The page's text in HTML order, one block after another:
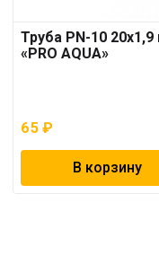
Труба PN-10
«PRO AQUA»
65 ₽
В корзину